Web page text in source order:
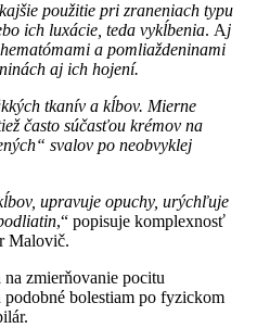
použitie pri zraneniach typu
ich luxácie, teda vykĺbenia. Aj
a pomliaždeninami
aj ich hojení.
tkanív a kĺbov. Mierne
často súčasťou krémov na
svalov po neobvyklej
upravuje opuchy, urýchľuje
,“ popisuje komplexnosť
Malovič.
zmierňovanie pocitu
podobné bolestiam po fyzickom